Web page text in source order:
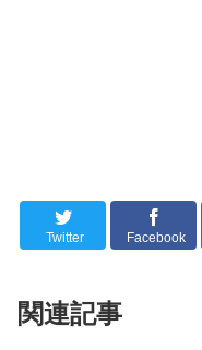
Twitter Facebook
関連記事